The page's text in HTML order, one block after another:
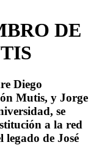
DE
Diego
Mutis, y Jorge
se
a la red
legado de José